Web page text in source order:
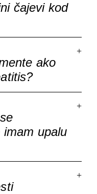
čajevi kod
ako
upalu